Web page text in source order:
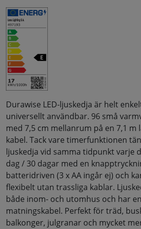
Durawise LED-ljuskedja är helt
universellt användbar. 96 små
med 7,5 cm mellanrum på en 7,1
kabel. Tack vare timerfunktionen
ljuskedja vid samma tidpunkt varje
dag / 30 dagar med en
batteridriven (3 x AA ingår ej) och
flexibelt utan trassliga kablar.
både inom- och utomhus och har
matningskabel. Perfekt för träd,
balkonger, julgranar och mycket